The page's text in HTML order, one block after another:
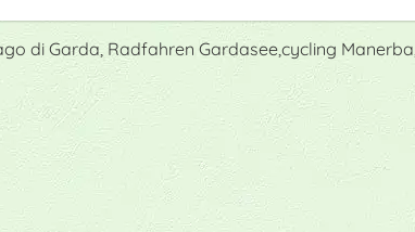
di Garda, Radfahren Gardasee,cycling